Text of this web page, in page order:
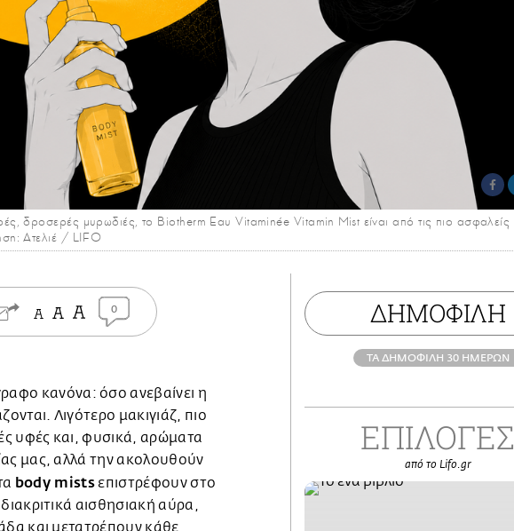
δροσερές μυρωδιές, το Biotherm Eau Vitaminée Vitamin Mist είναι από τις πιο ασφαλείς
Ατελιέ / LIFO
0
κανόνα: όσο ανεβαίνει η
Λιγότερο μακιγιάζ, πιο
υφές και, φυσικά, αρώματα
μας, αλλά την ακολουθούν
body mistsεπιστρέφουν στο
αισθησιακή αύρα,
και μετατρέπουν κάθε
ΔΗΜΟΦΙΛΗ
ΤΑ ΔΗΜΟΦΙΛΗ 30 ΗΜΕΡΩΝ
ΕΠΙΛΟΓΕΣ
από το Lifo.gr